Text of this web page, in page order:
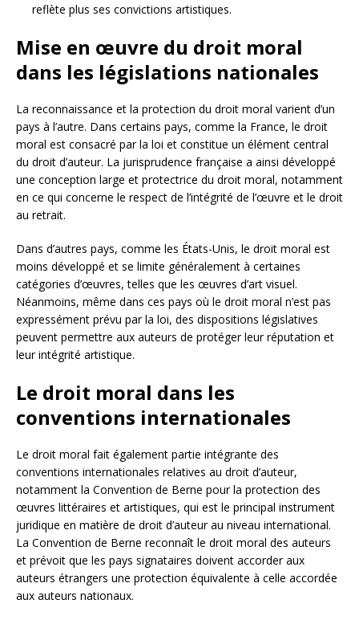
reflète plus ses convictions artistiques.
Mise en œuvre du droit moral
dans les législations nationales
La reconnaissance et la protection du droit moral varient d’un
pays à l’autre. Dans certains pays, comme la France, le droit
moral est consacré par la loi et constitue un élément central
du droit d’auteur. La jurisprudence française a ainsi développé
une conception large et protectrice du droit moral, notamment
en ce qui concerne le respect de l’intégrité de l’œuvre et le droit
au retrait.
Dans d’autres pays, comme les États-Unis, le droit moral est
moins développé et se limite généralement à certaines
catégories d’œuvres, telles que les œuvres d’art visuel.
Néanmoins, même dans ces pays où le droit moral n’est pas
expressément prévu par la loi, des dispositions législatives
peuvent permettre aux auteurs de protéger leur réputation et
leur intégrité artistique.
Le droit moral dans les
conventions internationales
Le droit moral fait également partie intégrante des
conventions internationales relatives au droit d’auteur,
notamment la Convention de Berne pour la protection des
œuvres littéraires et artistiques, qui est le principal instrument
juridique en matière de droit d’auteur au niveau international.
La Convention de Berne reconnaît le droit moral des auteurs
et prévoit que les pays signataires doivent accorder aux
auteurs étrangers une protection équivalente à celle accordée
aux auteurs nationaux.